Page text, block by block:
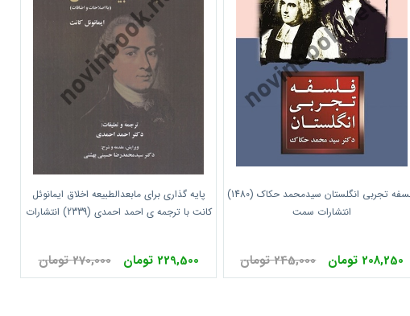
فلسفه تجربی انگلستان سیدمحمد حکاک (1480)
انتشارات سمت
208,250 تومان 245,000 تومان
پایه گذاری برای مابعدالطبیعه اخلاق ایمانوئل
کانت با ترجمه ی احمد احمدی (2339) انتشارات
229,500 تومان 270,000 تومان